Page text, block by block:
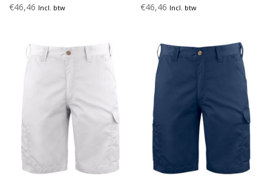
€46,46 Incl. btw €46,46 Incl. btw